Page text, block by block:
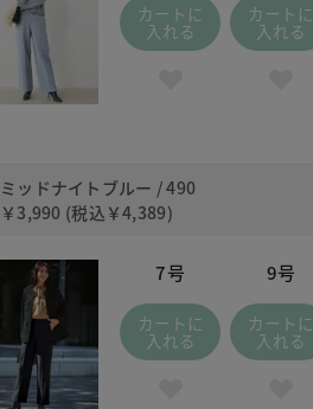
カートに
入れる
カートに
入れる
ミッドナイトブルー / 490
￥3,990 (税込 ￥4,389)
7号
カートに
入れる
9号
カートに
入れる